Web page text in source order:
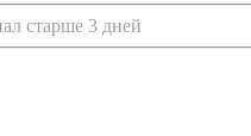
старше 3 дней